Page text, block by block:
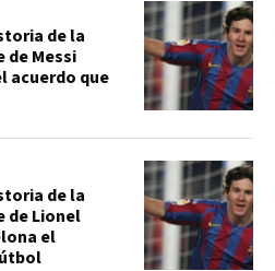
de la
de Messi
acuerdo que
de la
de Lionel
el